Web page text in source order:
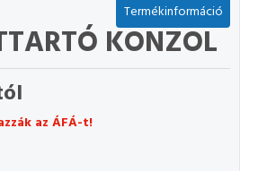
Termékinformáció
KONZOL
az ÁFÁ-t!